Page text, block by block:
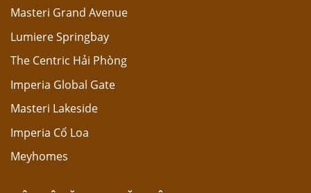
Masteri Grand Avenue
Lumiere Springbay
The Centric Hải Phòng
Imperia Global Gate
Masteri Lakeside
Imperia Cổ Loa
Meyhomes